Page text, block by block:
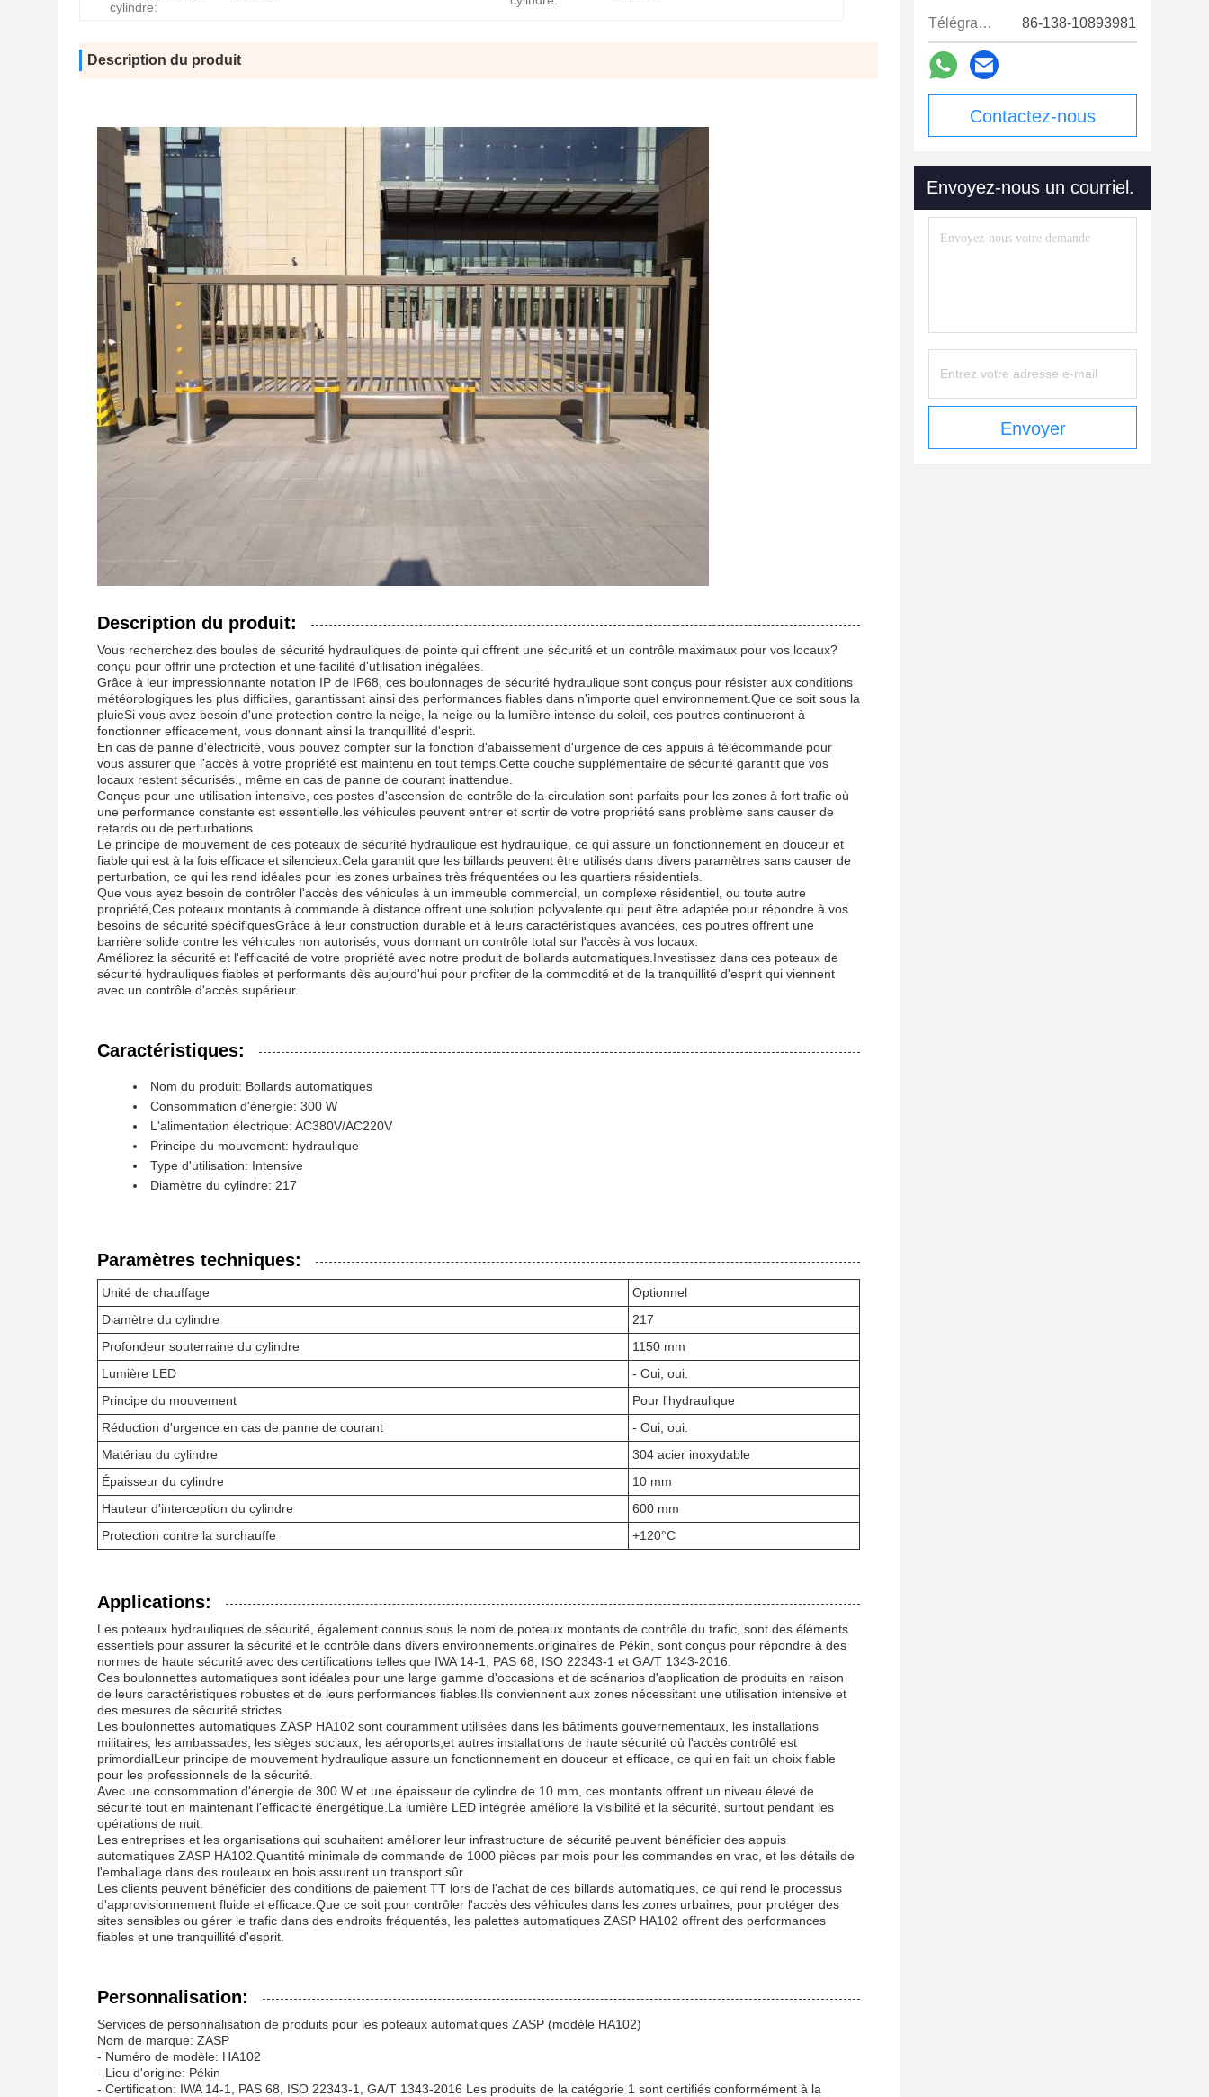
cylindre:
Description du produit
Description du produit:
Vous recherchez des boules de sécurité hydrauliques de pointe qui offrent une sécurité et un contrôle maximaux pour vos locaux?
conçu pour offrir une protection et une facilité d'utilisation inégalées.
Grâce à leur impressionnante notation IP de IP68, ces boulonnages de sécurité hydraulique sont conçus pour résister aux conditions
météorologiques les plus difficiles, garantissant ainsi des performances fiables dans n'importe quel environnement.Que ce soit sous la
pluieSi vous avez besoin d'une protection contre la neige, la neige ou la lumière intense du soleil, ces poutres continueront à
fonctionner efficacement, vous donnant ainsi la tranquillité d'esprit.
En cas de panne d'électricité, vous pouvez compter sur la fonction d'abaissement d'urgence de ces appuis à télécommande pour
vous assurer que l'accès à votre propriété est maintenu en tout temps.Cette couche supplémentaire de sécurité garantit que vos
locaux restent sécurisés., même en cas de panne de courant inattendue.
Conçus pour une utilisation intensive, ces postes d'ascension de contrôle de la circulation sont parfaits pour les zones à fort trafic où
une performance constante est essentielle.les véhicules peuvent entrer et sortir de votre propriété sans problème sans causer de
retards ou de perturbations.
Le principe de mouvement de ces poteaux de sécurité hydraulique est hydraulique, ce qui assure un fonctionnement en douceur et
fiable qui est à la fois efficace et silencieux.Cela garantit que les billards peuvent être utilisés dans divers paramètres sans causer de
perturbation, ce qui les rend idéales pour les zones urbaines très fréquentées ou les quartiers résidentiels.
Que vous ayez besoin de contrôler l'accès des véhicules à un immeuble commercial, un complexe résidentiel, ou toute autre
propriété,Ces poteaux montants à commande à distance offrent une solution polyvalente qui peut être adaptée pour répondre à vos
besoins de sécurité spécifiquesGrâce à leur construction durable et à leurs caractéristiques avancées, ces poutres offrent une
barrière solide contre les véhicules non autorisés, vous donnant un contrôle total sur l'accès à vos locaux.
Améliorez la sécurité et l'efficacité de votre propriété avec notre produit de bollards automatiques.Investissez dans ces poteaux de
sécurité hydrauliques fiables et performants dès aujourd'hui pour profiter de la commodité et de la tranquillité d'esprit qui viennent
avec un contrôle d'accès supérieur.
Caractéristiques:
Nom du produit: Bollards automatiques
Consommation d'énergie: 300 W
L'alimentation électrique: AC380V/AC220V
Principe du mouvement: hydraulique
Type d'utilisation: Intensive
Diamètre du cylindre: 217
Paramètres techniques:
Unité de chauffage
Optionnel
Diamètre du cylindre
217
Profondeur souterraine du cylindre
1150 mm
Lumière LED
- Oui, oui.
Principe du mouvement
Pour l'hydraulique
Réduction d'urgence en cas de panne de courant
- Oui, oui.
Matériau du cylindre
304 acier inoxydable
Épaisseur du cylindre
10 mm
Hauteur d'interception du cylindre
600 mm
Protection contre la surchauffe
+120°C
Applications:
Les poteaux hydrauliques de sécurité, également connus sous le nom de poteaux montants de contrôle du trafic, sont des éléments
essentiels pour assurer la sécurité et le contrôle dans divers environnements.originaires de Pékin, sont conçus pour répondre à des
normes de haute sécurité avec des certifications telles que IWA 14-1, PAS 68, ISO 22343-1 et GA/T 1343-2016.
Ces boulonnettes automatiques sont idéales pour une large gamme d'occasions et de scénarios d'application de produits en raison
de leurs caractéristiques robustes et de leurs performances fiables.Ils conviennent aux zones nécessitant une utilisation intensive et
des mesures de sécurité strictes..
Les boulonnettes automatiques ZASP HA102 sont couramment utilisées dans les bâtiments gouvernementaux, les installations
militaires, les ambassades, les sièges sociaux, les aéroports,et autres installations de haute sécurité où l'accès contrôlé est
primordialLeur principe de mouvement hydraulique assure un fonctionnement en douceur et efficace, ce qui en fait un choix fiable
pour les professionnels de la sécurité.
Avec une consommation d'énergie de 300 W et une épaisseur de cylindre de 10 mm, ces montants offrent un niveau élevé de
sécurité tout en maintenant l'efficacité énergétique.La lumière LED intégrée améliore la visibilité et la sécurité, surtout pendant les
opérations de nuit.
Les entreprises et les organisations qui souhaitent améliorer leur infrastructure de sécurité peuvent bénéficier des appuis
automatiques ZASP HA102.Quantité minimale de commande de 1000 pièces par mois pour les commandes en vrac, et les détails de
l'emballage dans des rouleaux en bois assurent un transport sûr.
Les clients peuvent bénéficier des conditions de paiement TT lors de l'achat de ces billards automatiques, ce qui rend le processus
d'approvisionnement fluide et efficace.Que ce soit pour contrôler l'accès des véhicules dans les zones urbaines, pour protéger des
sites sensibles ou gérer le trafic dans des endroits fréquentés, les palettes automatiques ZASP HA102 offrent des performances
fiables et une tranquillité d'esprit.
Personnalisation:
Services de personnalisation de produits pour les poteaux automatiques ZASP (modèle HA102)
Nom de marque: ZASP
- Numéro de modèle: HA102
- Lieu d'origine: Pékin
- Certification: IWA 14-1, PAS 68, ISO 22343-1, GA/T 1343-2016 Les produits de la catégorie 1 sont certifiés conformément à la
Télégramme: 86-138-10893981
Contactez-nous
Envoyez-nous un courriel.
Envoyer